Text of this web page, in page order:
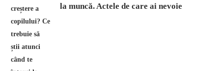
la muncă. Actele de care ai nevoie